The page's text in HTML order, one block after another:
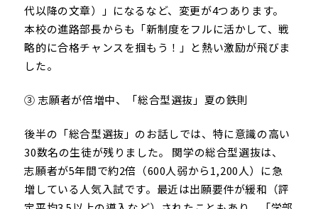
代以降の文章）」になるなど、変更が4つあります。
本校の進路部長からも「新制度をフルに活かして、戦
略的に合格チャンスを掴もう！」と熱い激励が飛びま
した。
③ 志願者が倍増中、「総合型選抜」夏の鉄則
後半の「総合型選抜」のお話しでは、特に意識の高い
30数名の生徒が残りました。 関学の総合型選抜は、
志願者が5年間で約2倍（600人弱から1,200人）に急
増している人気入試です。最近は出願要件が緩和（評